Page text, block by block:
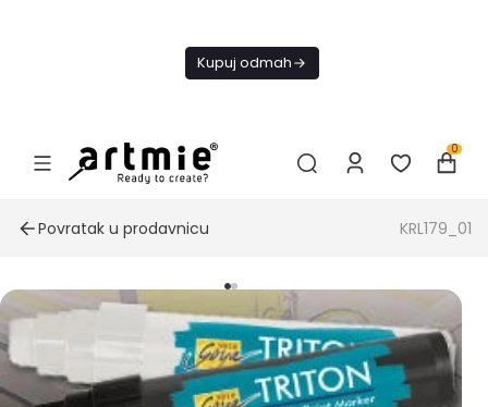
Kupuj odmah
0
Povratak u prodavnicu KRL179_01